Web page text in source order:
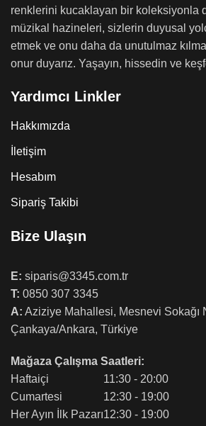
renklerini kucaklayan bir koleksiyonla
müzikal hazineleri, sizlerin duyusal
etmek ve onu daha da unutulmaz
onur duyarız. Yaşayın, hissedin ve
Yardımcı Linkler
Hakkımızda
İletişim
Hesabım
Sipariş Takibi
Bize Ulaşın
E: siparis@3345.com.tr
T: 0850 307 3345
A: Aziziye Mahallesi, Mesnevi Sokağı
Çankaya/Ankara, Türkiye
Mağaza Çalışma Saatleri:
Haftaiçi
Cumartesi
Her Ayın İlk Pazarı
11:30 - 20:00
12:30 - 19:00
12:30 - 19:00